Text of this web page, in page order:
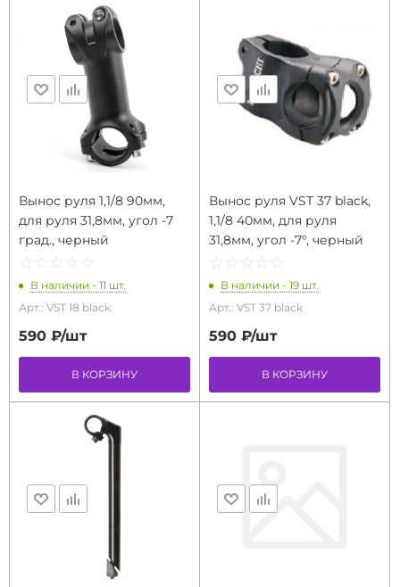
Вынос руля 1,1/8 90мм,
для руля 31,8мм, угол -7
град., черный
☆ ☆ ☆ ☆ ☆
★ ★ ★ ★ ★
В наличии - 11 шт.
Арт.: VST 18 black
590 ₽/шт
В КОРЗИНУ
Вынос руля VST 37 black,
1,1/8 40мм, для руля
31,8мм, угол -7°, черный
☆ ☆ ☆ ☆ ☆
★ ★ ★ ★ ★
В наличии - 19 шт.
Арт.: VST 37 black
590 ₽/шт
В КОРЗИНУ